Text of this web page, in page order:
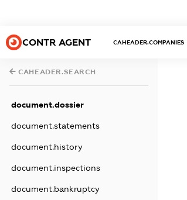
CONTR AGENT CAHEADER.COMPANIES
CAHEADER.SEARCH
document.dossier
document.statements
document.history
document.inspections
document.bankruptcy